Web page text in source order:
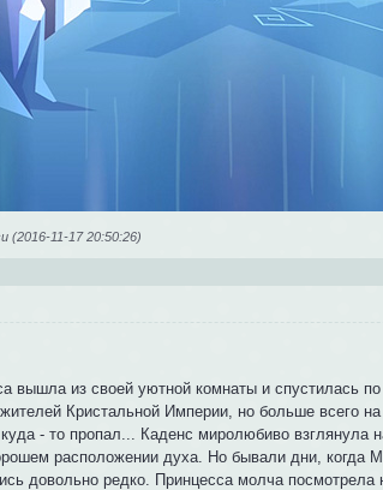
(2016-11-17 20:50:26)
вышла из своей уютной комнаты и спустилась
Кристальной Империи, но больше всего
- то пропал... Каденс миролюбиво
расположении духа. Но бывали дни, когда
довольно редко. Принцесса молча посмотрела